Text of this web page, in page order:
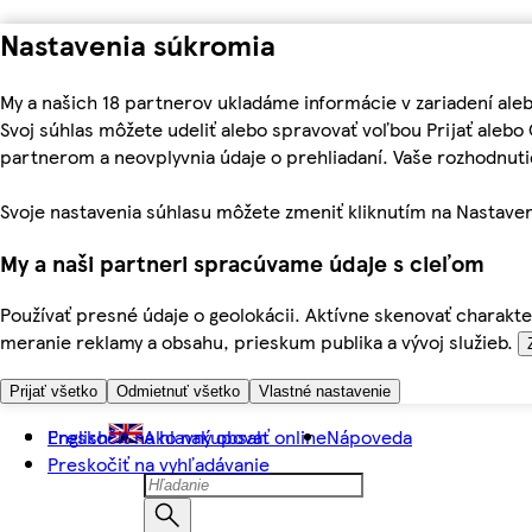
Nastavenia súkromia
My a našich 18 partnerov ukladáme informácie v zariadení
Svoj súhlas môžete udeliť alebo spravovať voľbou Prijať
partnerom a neovplyvnia údaje o prehliadaní. Vaše
Svoje nastavenia súhlasu môžete zmeniť kliknutím na
My a naši partneri spracúvame údaje s cieľom
Používať presné údaje o geolokácii. Aktívne skenovať
meranie reklamy a obsahu, prieskum publika a vývoj služieb.
Prijať všetko Odmietnuť všetko Vlastné nastavenie
Preskočiť na hlavný obsah
Preskočiť na vyhľadávanie
English Ako nakupovať onlineNápoveda